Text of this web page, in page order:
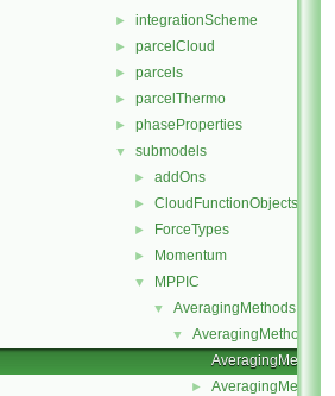
► integrationScheme
► parcelCloud
► parcels
► parcelThermo
► phaseProperties
▼ submodels
► addOns
► CloudFunctionObjects
► ForceTypes
► Momentum
▼ MPPIC
▼ AveragingMethods
▼
AveragingMethod
AveragingMethod.C
►
AveragingMethod.H